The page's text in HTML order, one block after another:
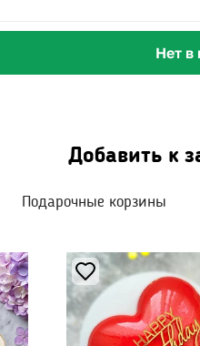
Нет в
Добавить к
Подарочные корзины